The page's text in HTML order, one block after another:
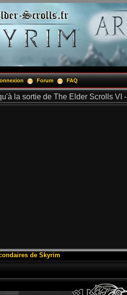
Forum FAQ
la sortie de The Elder Scrolls VI -
de Skyrim